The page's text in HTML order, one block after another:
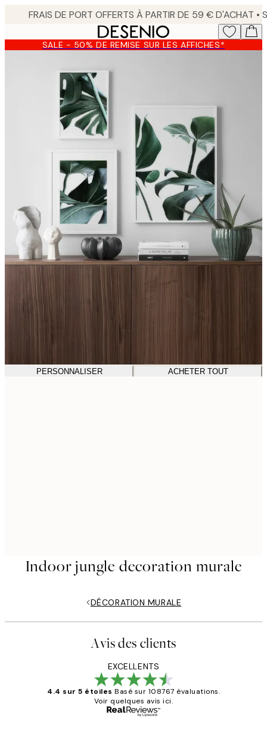
content.SALE - 50% DE REMISE SUR LES AFFICHES*
PERSONNALISER ACHETER TOUT
Indoor jungle decoration murale
DÉCORATION MURALE
Avis des clients
EXCELLENTS
4.4 sur 5 étoiles Basé sur 108767 évaluations.
Voir quelques avis ici.